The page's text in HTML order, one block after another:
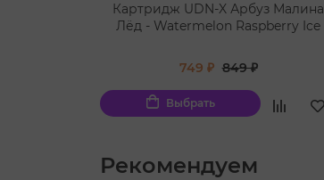
Картридж UDN-X Арбуз Малина
Лёд - Watermelon Raspberry Ice
749 ₽ 849 ₽
Выбрать
Рекомендуем